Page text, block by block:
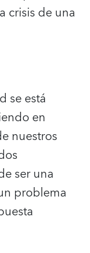
crisis de una
se está
en
nuestros
ser una
problema